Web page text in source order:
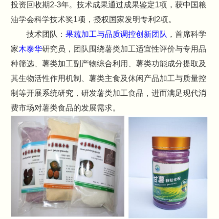
投资回收期2-3年。技术成果通过成果鉴定1项，获中国粮
油学会科学技术奖1项，授权国家发明专利2项。
技术团队：果蔬加工与品质调控创新团队 ，首席科学
家木泰华研究员，团队围绕薯类加工适宜性评价与专用品
种筛选、薯类加工副产物综合利用、薯类功能成分提取及
其生物活性作用机制、薯类主食及休闲产品加工与质量控
制等开展系统研究，研发薯类加工食品，进而满足现代消
费市场对薯类食品的发展需求。